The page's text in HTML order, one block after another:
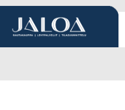
Päävalikko